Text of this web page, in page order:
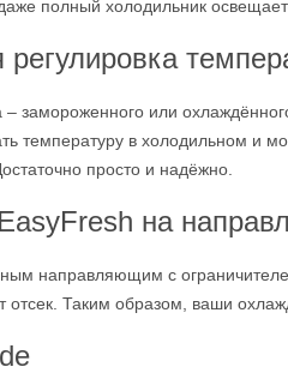
полный холодильник
регулировка
– замороженного или
температуру в холодильном и
просто и надёжно.
на
направляющим с
отсек. Таким образом, ваши